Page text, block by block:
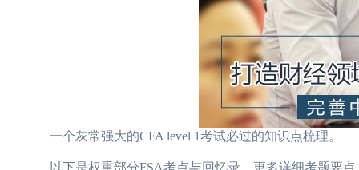
一个灰常强大的CFA level 1考试必过的知识点梳理。
以下是权重部分FSA考点与回忆录，更多详细考题要点